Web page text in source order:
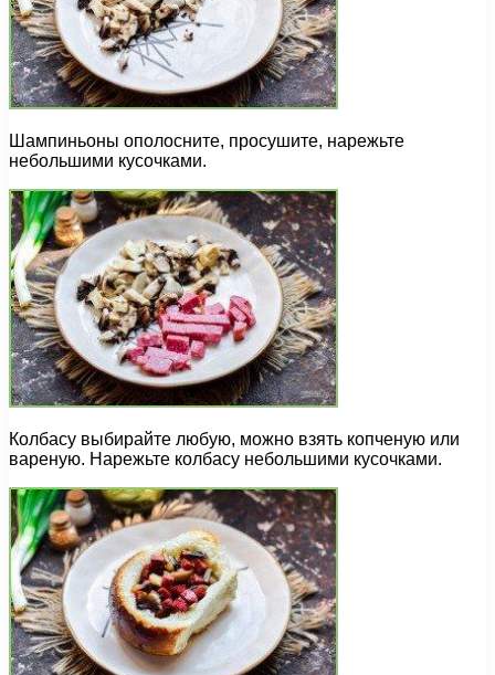
Шампиньоны ополосните, просушите, нарежьте
небольшими кусочками.
Колбасу выбирайте любую, можно взять копченую или
вареную. Нарежьте колбасу небольшими кусочками.